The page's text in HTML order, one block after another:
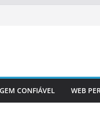
CONFIÁVEL WEB